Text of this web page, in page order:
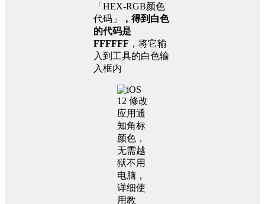
「HEX-RGB颜色
代码」
，得到白色
的代码是
FFFFFF ，将它输
入到工具的白色输
入框内